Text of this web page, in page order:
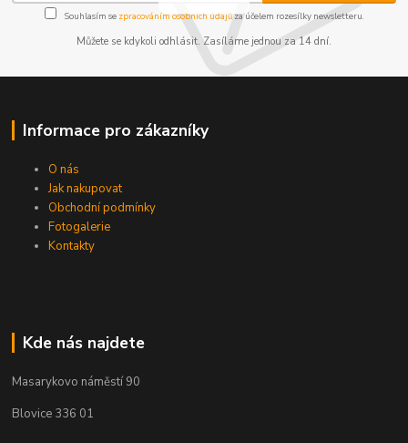
Souhlasím se zpracováním osobních údajůza účelem rozesílky newsletteru.
Můžete se kdykoli odhlásit. Zasíláme jednou za 14 dní.
Informace pro zákazníky
O nás
Jak nakupovat
Obchodní podmínky
Fotogalerie
Kontakty
Kde nás najdete
Masarykovo náměstí 90
Blovice 336 01